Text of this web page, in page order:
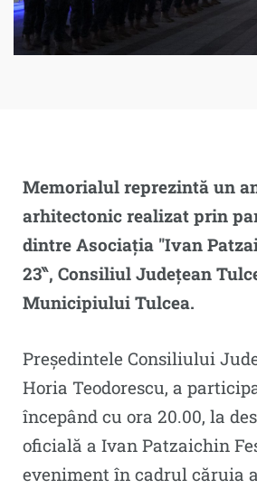
Memorialul reprezintă un
arhitectonic realizat prin
dintre Asociația ″Ivan
23‶, Consiliul Județean
Municipiului Tulcea.
Președintele Consiliului
Horia Teodorescu, a
începând cu ora 20.00, la
oficială a Ivan Patzaichin
eveniment în cadrul căruia